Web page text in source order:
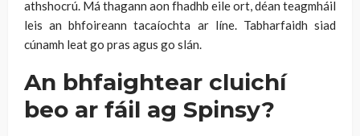
athshocrú. Má thagann aon fhadhb eile ort, déan teagmháil
leis an bhfoireann tacaíochta ar líne. Tabharfaidh siad
cúnamh leat go pras agus go slán.
An bhfaightear cluichí
beo ar fáil ag Spinsy?